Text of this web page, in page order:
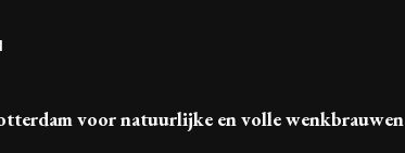
voor natuurlijke en volle wenkbrauwen